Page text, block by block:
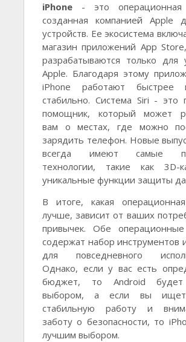
iPhone - это операционная
созданная компанией Apple
устройств. Ее экосистема
магазин приложений App
разрабатываются только для
Apple. Благодаря этому
iPhone работают быстрее
стабильно. Система Siri - это
помощник, который может
вам о местах, где можно
зарядить телефон. Новые
всегда имеют самые
технологии, такие как 3D-
уникальные функции защиты
В итоге, какая
лучше, зависит от ваших
привычек. Обе
содержат набор инструментов
для повседневного
Однако, если у вас есть
бюджет, то Android
выбором, а если вы
стабильную работу и
заботу о безопасности, то
лучшим выбором.